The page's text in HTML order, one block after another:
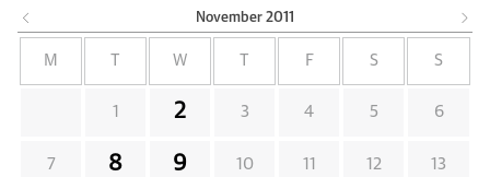
November 2011
M T W T F S S
1 2 3 4 5 6
7 8 9 10 11 12 13